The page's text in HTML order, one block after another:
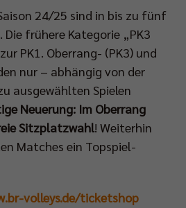
24/25 sind in bis zu fünf
frühere Kategorie „PK3
PK1. Oberrang- (PK3) und
nur – abhängig von der
ausgewählten Spielen
Neuerung: Im Oberrang
Sitzplatzwahl! Weiterhin
Matches ein Topspiel-
volleys.de/ticketshop